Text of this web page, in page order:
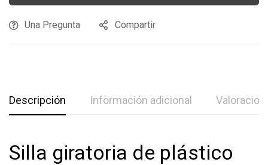
Una Pregunta Compartir
Descripción Información adicional
Silla giratoria de plástico